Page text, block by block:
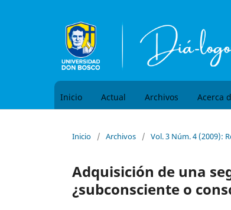
Inicio Actual Archivos Acerca
Inicio / Archivos / Vol. 3 Núm. 4 (2009):
Adquisición de una
¿subconsciente o